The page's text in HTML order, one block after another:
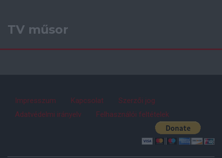
TV műsor
Impresszum Kapcsolat
Szerzői jog
Adatvédelmi irányelv
Felhasználói feltételek